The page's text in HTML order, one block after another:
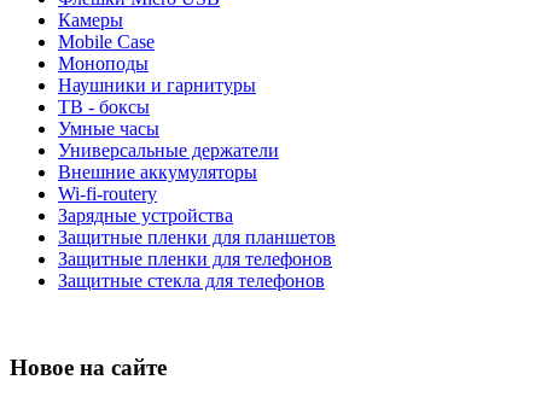
Камеры
Mobile Case
Моноподы
Наушники и гарнитуры
ТВ - боксы
Умные часы
Универсальные держатели
Внешние аккумуляторы
Wi-fi-routery
Зарядные устройства
Защитные пленки для планшетов
Защитные пленки для телефонов
Защитные стекла для телефонов
Новое на сайте